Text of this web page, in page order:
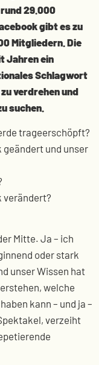
29.000
gibt es zu
Mitgliedern. Die
Jahren ein
Schlagwort
verdrehen und
suchen.
trageerschöpft?
geändert und unser
verändert?
Mitte. Ja – ich
oder stark
unser Wissen hat
welche
kann – und ja –
verzeiht